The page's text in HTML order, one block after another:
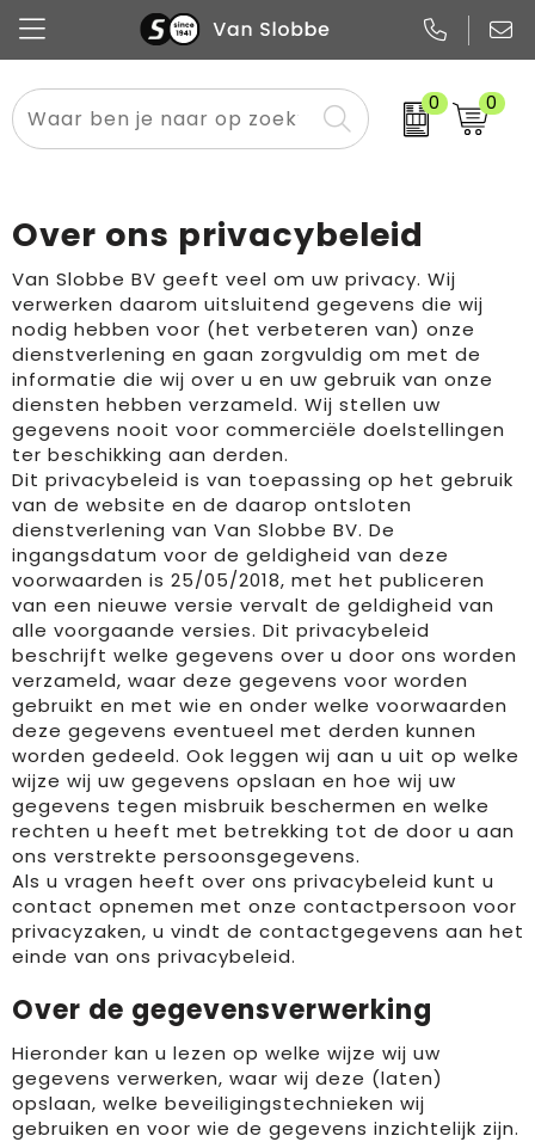
0 0
Alle categorieën
Snoep
Promo
Pennen
Notitieboekjes
Papier
Flessen
Glazen en karaffen
Merken
Meest gekozen
Sportkleding
Overig textiel
Boodschappen- en draagtassen
Sport & vrije tijd
Rugzakken
Over ons privacybeleid
Van Slobbe BV geeft veel om uw privacy. Wij
verwerken daarom uitsluitend gegevens die wij
nodig hebben voor (het verbeteren van) onze
dienstverlening en gaan zorgvuldig om met de
informatie die wij over u en uw gebruik van onze
diensten hebben verzameld. Wij stellen uw
gegevens nooit voor commerciële doelstellingen
ter beschikking aan derden.
Dit privacybeleid is van toepassing op het gebruik
van de website en de daarop ontsloten
dienstverlening van Van Slobbe BV. De
ingangsdatum voor de geldigheid van deze
voorwaarden is 25/05/2018, met het publiceren
van een nieuwe versie vervalt de geldigheid van
alle voorgaande versies. Dit privacybeleid
beschrijft welke gegevens over u door ons worden
verzameld, waar deze gegevens voor worden
gebruikt en met wie en onder welke voorwaarden
deze gegevens eventueel met derden kunnen
worden gedeeld. Ook leggen wij aan u uit op welke
wijze wij uw gegevens opslaan en hoe wij uw
gegevens tegen misbruik beschermen en welke
rechten u heeft met betrekking tot de door u aan
ons verstrekte persoonsgegevens.
Als u vragen heeft over ons privacybeleid kunt u
contact opnemen met onze contactpersoon voor
privacyzaken, u vindt de contactgegevens aan het
einde van ons privacybeleid.
Over de gegevensverwerking
Hieronder kan u lezen op welke wijze wij uw
gegevens verwerken, waar wij deze (laten)
opslaan, welke beveiligingstechnieken wij
gebruiken en voor wie de gegevens inzichtelijk zijn.